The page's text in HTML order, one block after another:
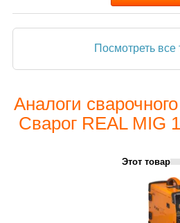
Посмотреть все
Аналоги
Сварог REAL MIG
Этот товар